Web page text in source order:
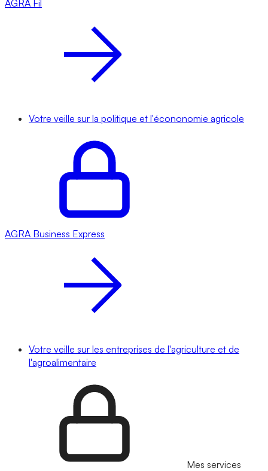
AGRA Fil
Votre veille sur la politique et l'écononomie agricole
AGRA Business Express
Votre veille sur les entreprises de l'agriculture et de
l'agroalimentaire
Mes services